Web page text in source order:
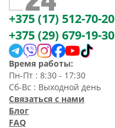
+375 (17) 512-70-20
+375 (29) 679-19-30
Время работы:
Пн-Пт : 8:30 - 17:30
Сб-Вс : Выходной день
Связаться с нами
Блог
FAQ